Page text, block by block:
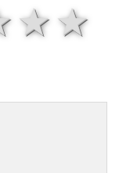
4
3